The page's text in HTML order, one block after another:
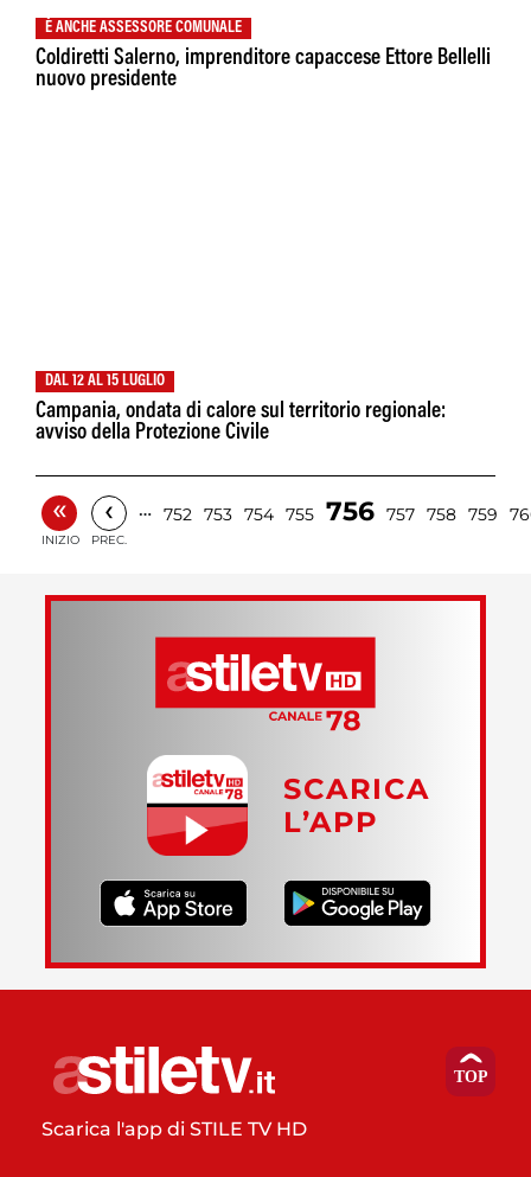
È ANCHE ASSESSORE COMUNALE
Coldiretti Salerno, imprenditore capaccese Ettore Bellelli
nuovo presidente
DAL 12 AL 15 LUGLIO
Campania, ondata di calore sul territorio regionale:
avviso della Protezione Civile
«
INIZIO
‹
PREC.
… 752 753 754 755 756 757 758 759
SCARICA
L’APP
Scarica l'app di STILE TV HD